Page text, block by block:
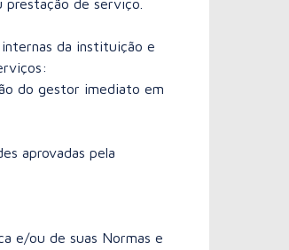
de serviço.
da instituição e
do gestor imediato em
aprovadas pela
e/ou de suas Normas e